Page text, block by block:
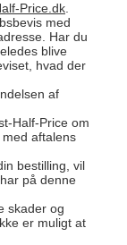
Price.dk
med
Har du
blive
hvad der
af
Half-Price om
aftalens
bestilling, vil
på denne
skader og
er muligt at